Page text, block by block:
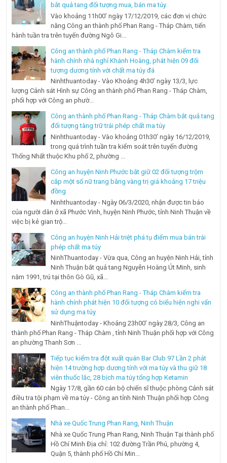
bắt quả tang đối tượng mua, bán ma túy.
Vào khoảng 11h00’ ngày 17/12/2019, các đơn vị chức
năng Công an thành phố Phan Rang - Tháp Chàm, tiến
hành tuần tra trên tuyến đường Ngô Gi...
Công an thành phố Phan Rang - Tháp Chàm kiểm tra
hành chính nhà nghỉ Khánh Hoàng, phát hiện 09 đối
tượng dương tính với chất ma túy đá
Ninhthuantoday - Vào Khoảng 4h30’ ngày 13/3, lực
lượng Cảnh sát Hình sự Công an thành phố Phan Rang - Tháp Chàm,
phối hợp với Công an phườ...
Công an thành phố Phan Rang - Tháp Chàm bắt quả tang
đối tượng tàng trữ trái phép chất ma túy
Ninhthuantoday - Vào khoảng 01h30’ ngày 16/12/2019,
trong quá trình tuần tra kiểm soát trên tuyến đường
Thống Nhất thuộc Khu phố 2, phường ...
Công an huyện Ninh Phước bắt giữ 02 đối tượng trộm
cắp một số nữ trang bằng vàng trị giá khoảng 17 triệu
đồng
Ninhthuantoday - Ngày 06/3/2020, nhận được tin báo
của người dân ở xã Phước Vinh, huyện Ninh Phước, tỉnh Ninh Thuận về
việc bị kẻ gian trộ...
Công an huyện Ninh Hải triệt phá tụ điểm mua bán trái
phép chất ma túy
NinhThuantoday - Vừa qua, Công an huyện Ninh Hải, tỉnh
Ninh Thuận bắt quả tang Nguyễn Hoàng Út Minh, sinh
năm 1991, trú tại thôn Gò Gũ, xã...
Công an thành phố Phan Rang - Tháp Chàm kiểm tra
hành chính phát hiện 10 đối tượng có biểu hiện nghi vấn
sử dụng ma túy
NinhThuậntoday - Khoảng 23h00’ ngày 28/3, Công an
thành phố Phan Rang - Tháp Chàm , tỉnh Ninh Thuận phối hợp với Công
an phường Thanh Sơn ...
Tiếp tục kiểm tra đột xuất quán Bar Club 97 Lần 2 phát
hiện 14 trường hợp dương tính với ma túy và thu giữ 18
viên thuốc lắc, 28 bịch ma túy tổng hợp Ketamin
Ngày 17/8, gần 60 cán bộ chiến sĩ thuộc phòng Cảnh sát
điều tra tội phạm về ma túy - Công an tỉnh Ninh Thuận phối hợp Công
an thành phố Phan...
Nhà xe Quốc Trung Phan Rang, Ninh Thuận
Nhà xe Quốc Trung Phan Rang, Ninh Thuận Tại thành phố
Hồ Chí Minh Địa chỉ: 102 đường Trần Phú, phường 4,
Quận 5, thành phố Hồ Chí Min...